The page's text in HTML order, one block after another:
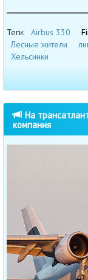
Теги: Airbus 330
Лесные жители
Хельсинки
На
компания